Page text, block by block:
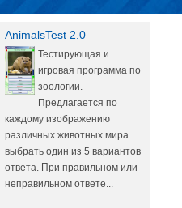
AnimalsTest 2.0
Тестирующая и
игровая программа по
зоологии.
Предлагается по
каждому изображению
различных животных мира
выбрать один из 5 вариантов
ответа. При правильном или
неправильном ответе...